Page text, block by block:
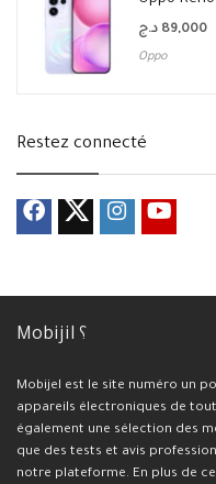
89,000 د.ج
Oppo
Restez connecté
Mobijil ؟
Mobijel est le site numéro un
appareils électroniques de
également une sélection des
que des tests et avis
notre plateforme. En plus de